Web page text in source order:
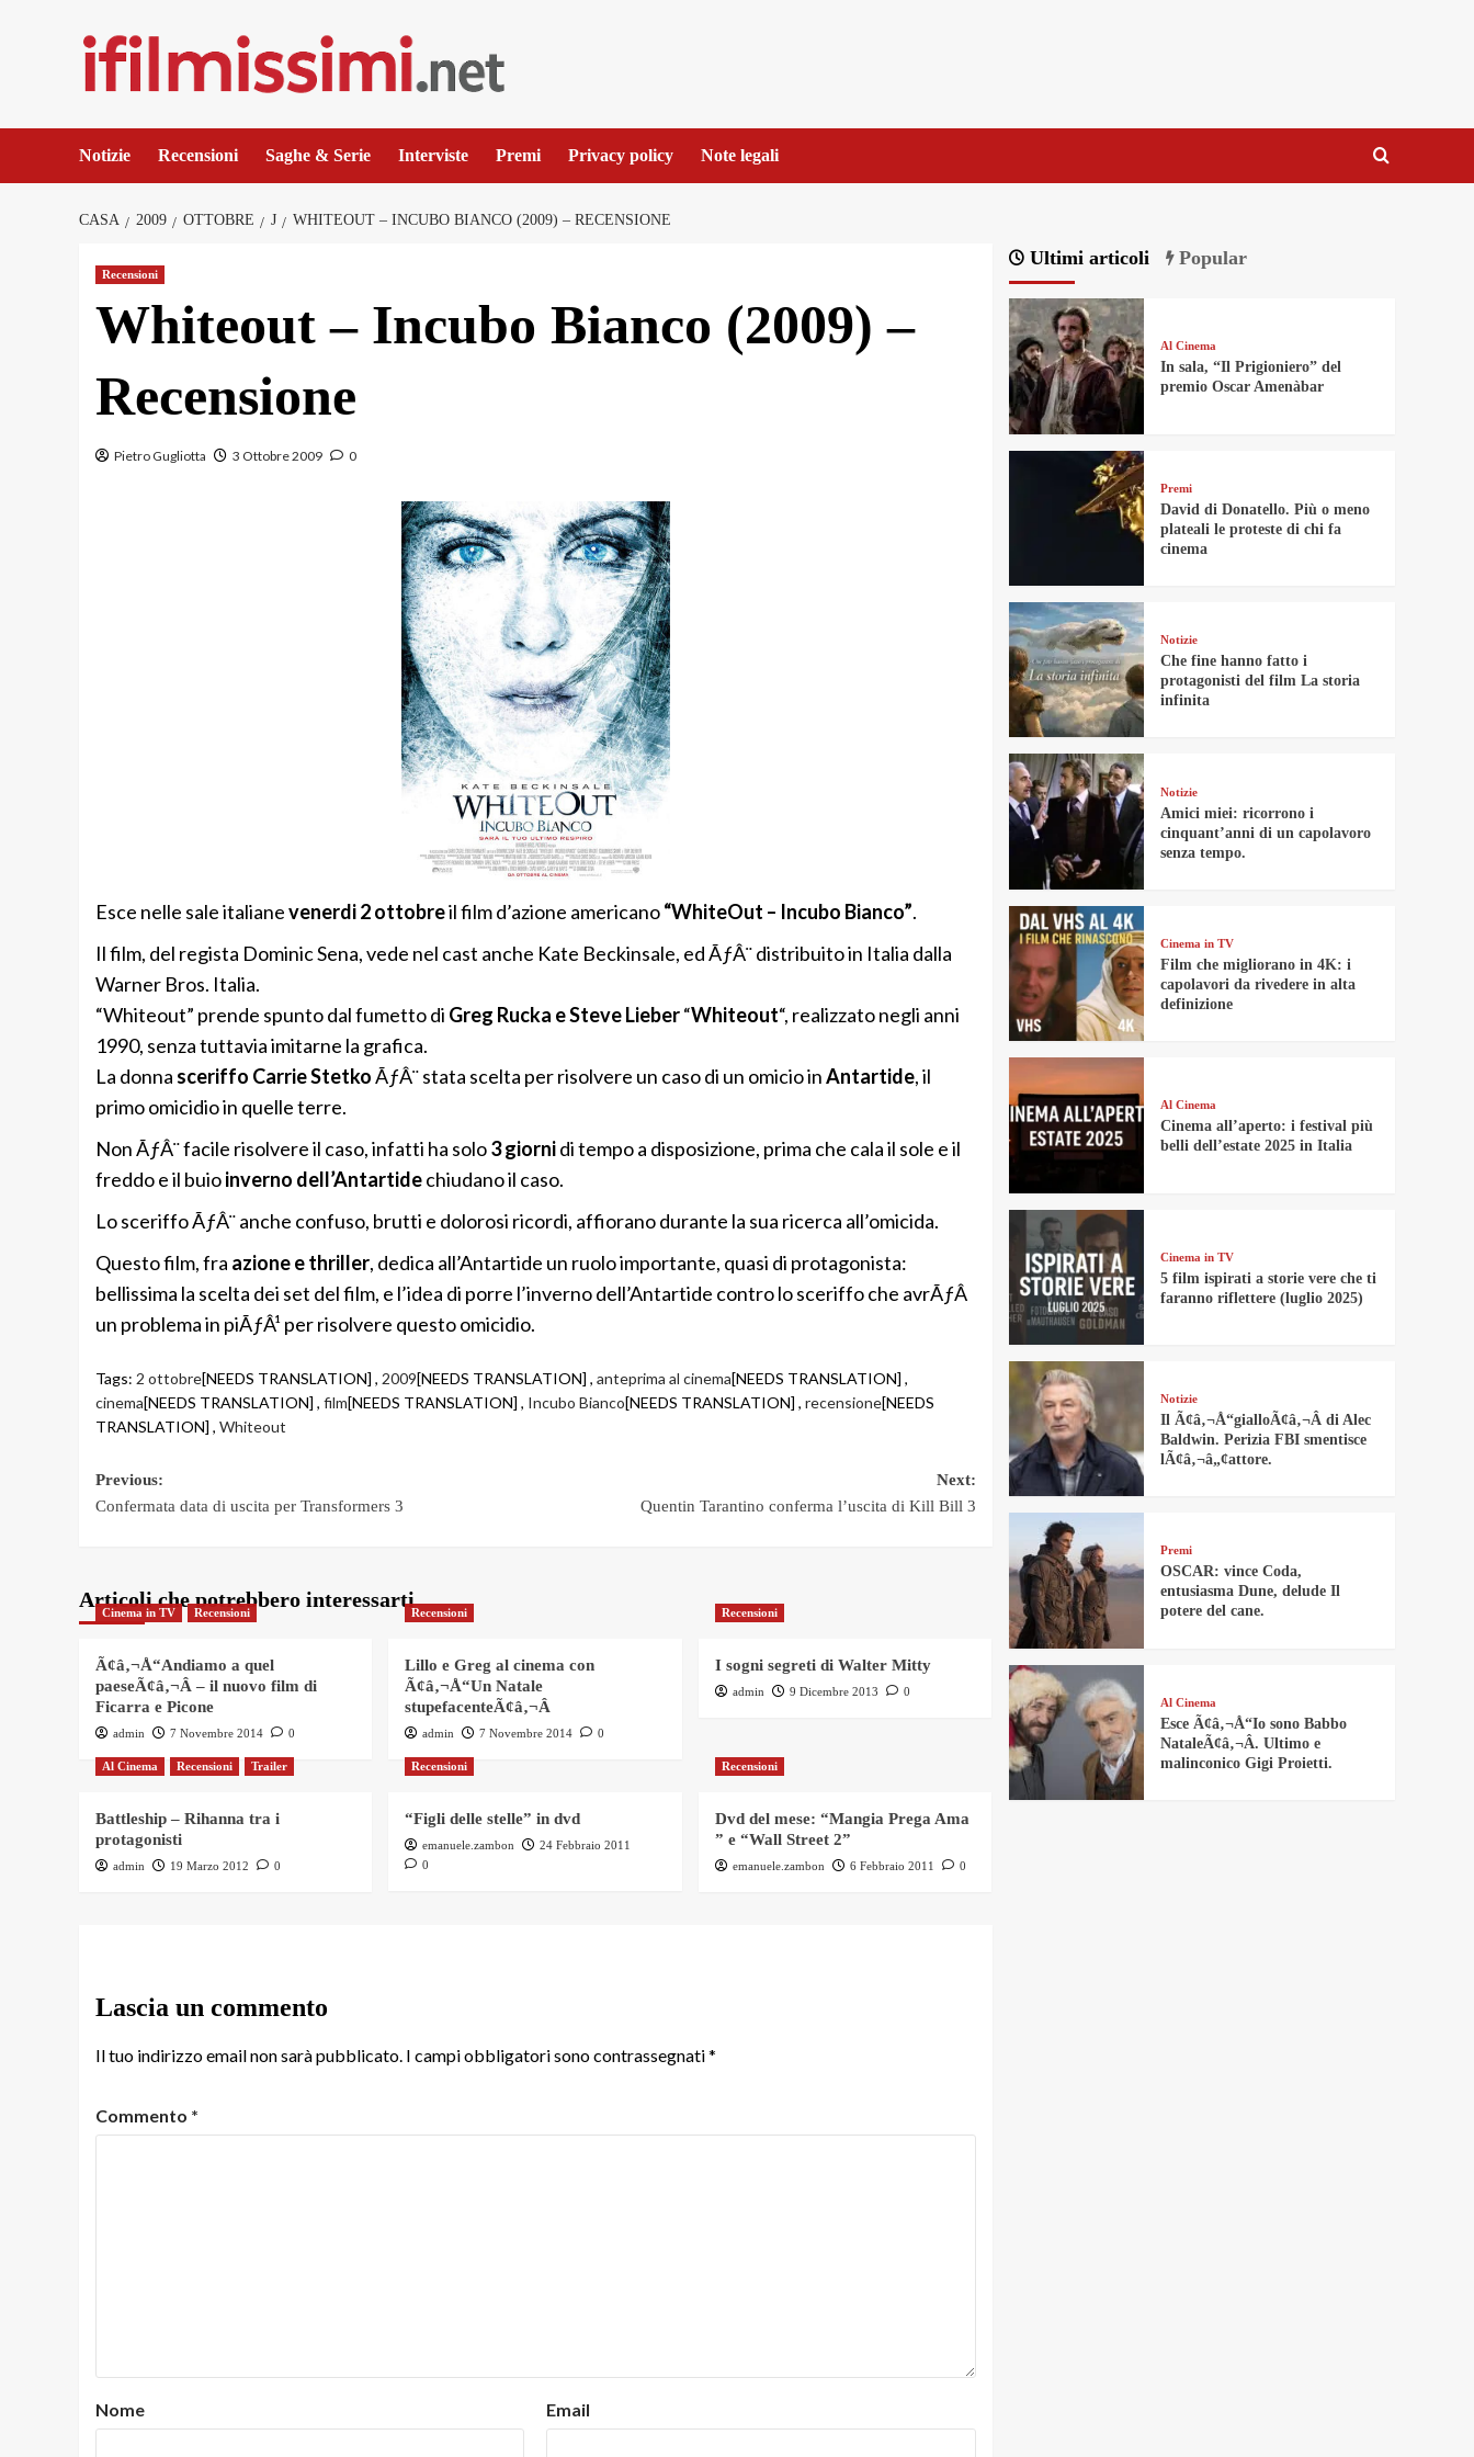
Notizie Recensioni Saghe & Serie Interviste Premi Privacy policy Note legali
CASA 2009 OTTOBRE J WHITEOUT – INCUBO BIANCO (2009) – RECENSIONE
Recensioni
Whiteout – Incubo Bianco (2009) –
Recensione
Pietro Gugliotta 3 Ottobre 2009 0
Esce nelle sale italianevenerdi 2 ottobreil film d’azione americano“WhiteOut – Incubo Bianco”.
Il film, del regista Dominic Sena, vede nel cast anche Kate Beckinsale, ed ÃƒÂ¨ distribuito in Italia dalla
Warner Bros. Italia.
“Whiteout” prende spunto dal fumetto di Greg Rucka e Steve Lieber“Whiteout“, realizzato negli anni
1990, senza tuttavia imitarne la grafica.
La donna sceriffo Carrie StetkoÃƒÂ¨ stata scelta per risolvere un caso di un omicio inAntartide, il
primo omicidio in quelle terre.
Non ÃƒÂ¨ facile risolvere il caso, infatti ha solo3 giornidi tempo a disposizione, prima che cala il sole e il
freddo e il buioinverno dell’Antartidechiudano il caso.
Lo sceriffo ÃƒÂ¨ anche confuso, brutti e dolorosi ricordi, affiorano durante la sua ricerca all’omicida.
Questo film, fra azione e thriller, dedica all’Antartide un ruolo importante, quasi di protagonista:
bellissima la scelta dei set del film, e l’idea di porre l’inverno dell’Antartide contro lo sceriffo che avrÃƒÂ
un problema in piÃƒÂ¹ per risolvere questo omicidio.
Tags: 2 ottobre[NEEDS TRANSLATION] , 2009[NEEDS TRANSLATION] , anteprima al cinema[NEEDS TRANSLATION] ,
cinema[NEEDS TRANSLATION] , film[NEEDS TRANSLATION] , Incubo Bianco[NEEDS TRANSLATION] , recensione[NEEDS
TRANSLATION] , Whiteout
Post
Previous:
Confermata data di uscita per Transformers 3
Next:
Quentin Tarantino conferma l’uscita di Kill Bill 3
Articoli che potrebbero interessarti
Cinema in TV Recensioni
Ã¢â‚¬Å“Andiamo a quel
paeseÃ¢â‚¬Â – il nuovo film di
Ficarra e Picone
admin 7 Novembre 2014 0
Recensioni
Lillo e Greg al cinema con
Ã¢â‚¬Å“Un Natale
stupefacenteÃ¢â‚¬Â
admin 7 Novembre 2014 0
Recensioni
I sogni segreti di Walter Mitty
admin 9 Dicembre 2013 0
Al Cinema Recensioni Trailer
Battleship – Rihanna tra i
protagonisti
admin 19 Marzo 2012 0
Recensioni
“Figli delle stelle” in dvd
emanuele.zambon
24 Febbraio 2011
0
Recensioni
Dvd del mese: “Mangia Prega Ama
” e “Wall Street 2”
emanuele.zambon 6 Febbraio 2011 0
Lascia un commento
Il tuo indirizzo email non sarà pubblicato. I campi obbligatori sono contrassegnati*
Commento *
Nome Email
Ultimi articoli Popular
Al Cinema
In sala, “Il Prigioniero” del
premio Oscar Amenàbar
Premi
David di Donatello. Più o meno
plateali le proteste di chi fa
cinema
Notizie
Che fine hanno fatto i
protagonisti del film La storia
infinita
Notizie
Amici miei: ricorrono i
cinquant’anni di un capolavoro
senza tempo.
Cinema in TV
Film che migliorano in 4K: i
capolavori da rivedere in alta
definizione
Al Cinema
Cinema all’aperto: i festival più
belli dell’estate 2025 in Italia
Cinema in TV
5 film ispirati a storie vere che ti
faranno riflettere (luglio 2025)
Notizie
Il Ã¢â‚¬Å“gialloÃ¢â‚¬Â di Alec
Baldwin. Perizia FBI smentisce
lÃ¢â‚¬â„¢attore.
Premi
OSCAR: vince Coda,
entusiasma Dune, delude Il
potere del cane.
Al Cinema
Esce Ã¢â‚¬Å“Io sono Babbo
NataleÃ¢â‚¬Â. Ultimo e
malinconico Gigi Proietti.